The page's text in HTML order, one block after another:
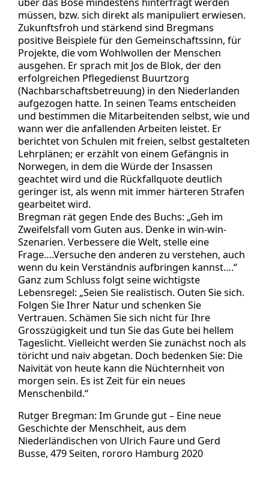
müssen, bzw. sich direkt als manipuliert erwiesen.
Zukunftsfroh und stärkend sind Bregmans
positive Beispiele für den Gemeinschaftssinn, für
Projekte, die vom Wohlwollen der Menschen
ausgehen. Er sprach mit Jos de Blok, der den
erfolgreichen Pflegedienst Buurtzorg
(Nachbarschaftsbetreuung) in den Niederlanden
aufgezogen hatte. In seinen Teams entscheiden
und bestimmen die Mitarbeitenden selbst, wie und
wann wer die anfallenden Arbeiten leistet. Er
berichtet von Schulen mit freien, selbst gestalteten
Lehrplänen; er erzählt von einem Gefängnis in
Norwegen, in dem die Würde der Insassen
geachtet wird und die Rückfallquote deutlich
geringer ist, als wenn mit immer härteren Strafen
gearbeitet wird.
Bregman rät gegen Ende des Buchs: „Geh im
Zweifelsfall vom Guten aus. Denke in win-win-
Szenarien. Verbessere die Welt, stelle eine
Frage….Versuche den anderen zu verstehen, auch
wenn du kein Verständnis aufbringen kannst….“
Ganz zum Schluss folgt seine wichtigste
Lebensregel: „Seien Sie realistisch. Outen Sie sich.
Folgen Sie Ihrer Natur und schenken Sie
Vertrauen. Schämen Sie sich nicht für Ihre
Grosszügigkeit und tun Sie das Gute bei hellem
Tageslicht. Vielleicht werden Sie zunächst noch als
töricht und naiv abgetan. Doch bedenken Sie: Die
Naivität von heute kann die Nüchternheit von
morgen sein. Es ist Zeit für ein neues
Menschenbild.“
Rutger Bregman: Im Grunde gut – Eine neue
Geschichte der Menschheit, aus dem
Niederländischen von Ulrich Faure und Gerd
Busse, 479 Seiten, rororo Hamburg 2020